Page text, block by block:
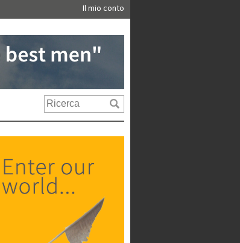
Il mio conto